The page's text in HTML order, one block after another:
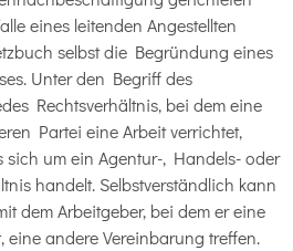
eines leitenden Angestellten
selbst die Begründung eines
Unter den Begriff des
Rechtsverhältnis, bei dem eine
Partei eine Arbeit verrichtet,
um ein Agentur-, Handels- oder
handelt. Selbstverständlich kann
dem Arbeitgeber, bei dem er eine
andere Vereinbarung treffen.